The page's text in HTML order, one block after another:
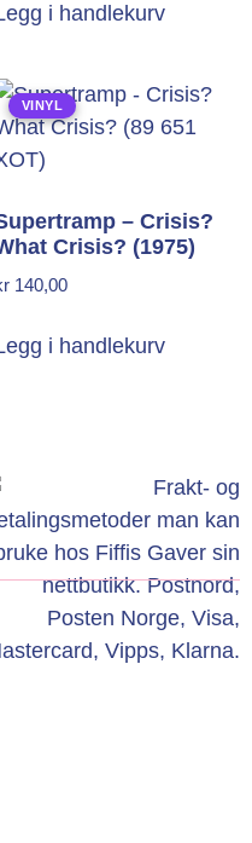
i handlekurv
VINYL
– Crisis?
Crisis? (1975)
140,00
i handlekurv